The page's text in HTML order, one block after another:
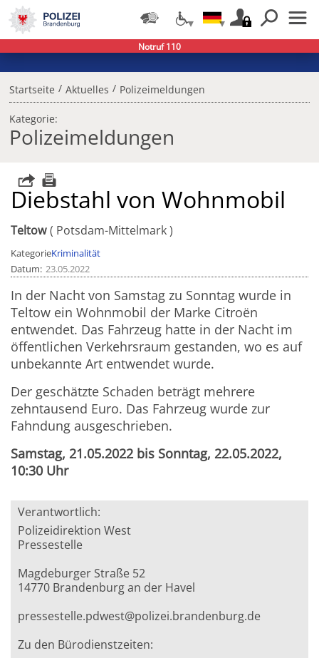
Startseite / Aktuelles / Polizeimeldungen
Kategorie:
Polizeimeldungen
Diebstahl von Wohnmobil
Teltow Potsdam-Mittelmark
KategorieKriminalität
Datum 23.05.2022
In der Nacht von Samstag zu Sonntag wurde in
Teltow ein Wohnmobil der Marke Citroën
entwendet. Das Fahrzeug hatte in der Nacht im
öffentlichen Verkehrsraum gestanden, wo es auf
unbekannte Art entwendet wurde.
Der geschätzte Schaden beträgt mehrere
zehntausend Euro. Das Fahrzeug wurde zur
Fahndung ausgeschrieben.
Samstag, 21.05.2022 bis Sonntag, 22.05.2022,
10:30 Uhr
Verantwortlich:
Polizeidirektion West
Pressestelle
Magdeburger Straße 52
14770 Brandenburg an der Havel
pressestelle.pdwest@polizei.brandenburg.de
Zu den Bürodienstzeiten:
Notruf 110